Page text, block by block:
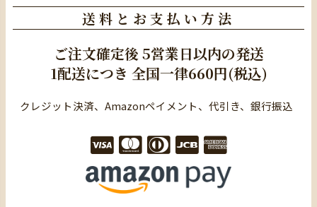
送料とお支払い方法
ご注文確定後 5営業日以内の発送
1配送につき 全国一律660円(税込)
クレジット決済、Amazonペイメント、代引き、銀行振込